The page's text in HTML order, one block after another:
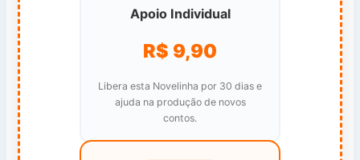
Apoio Individual
R$ 9,90
Libera esta Novelinha por 30 dias e
ajuda na produção de novos
contos.